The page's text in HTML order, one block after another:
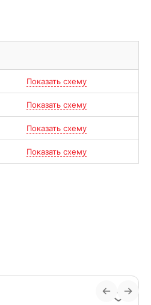
Показать схему
Показать схему
Показать схему
Показать схему